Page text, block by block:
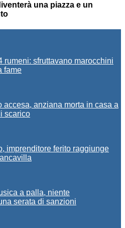
una piazza e un
rumeni: sfruttavano marocchini
fame
accesa, anziana morta in casa a
scarico
imprenditore ferito raggiunge
a palla, niente
serata di sanzioni